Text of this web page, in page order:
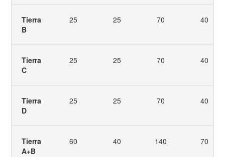
Tierra
B
25 25 70 40
Tierra
C
25 25 70 40
Tierra
D
25 25 70 40
Tierra
A+B
60 40 140 70